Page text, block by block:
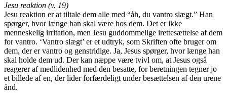
Jesu reaktion (v. 19)
Jesu reaktion er at tiltale dem alle med “åh, du vantro slægt.” Han
spørger, hvor længe han skal være hos dem. Det er ikke
menneskelig irritation, men Jesu guddommelige irettesættelse af dem
for vantro. ‘Vantro slægt’ er et udtryk, som Skriften ofte bruger om
dem, der er vantro og genstridige. Ja, Jesus spørger, hvor længe han
skal holde dem ud. Der kan næppe være tvivl om, at Jesus også
reagerer af medlidenhed med den besatte, for beretningen tegner jo
et billede af en, der lider forfærdeligt under besættelsen af den urene
ånd.